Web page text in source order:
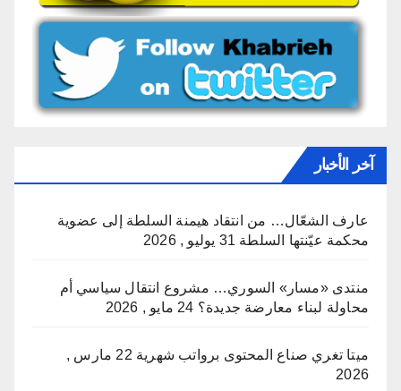
آخر الأخبار
عارف الشعّال… من انتقاد هيمنة السلطة إلى عضوية
محكمة عيّنتها السلطة 31 يوليو , 2026
منتدى «مسار» السوري… مشروع انتقال سياسي أم
محاولة لبناء معارضة جديدة؟ 24 مايو , 2026
ميتا تغري صناع المحتوى برواتب شهرية
22 مارس ,
2026